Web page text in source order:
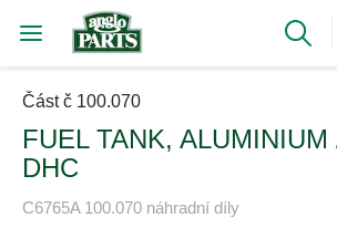
Část č 100.070
FUEL TANK,
DHC
C6765A 100.070 náhradní díly